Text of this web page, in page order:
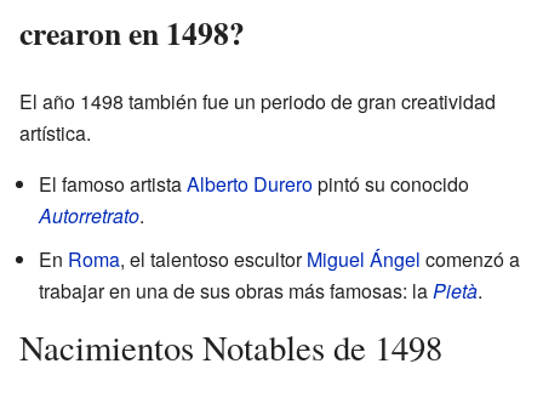
crearon en 1498?
El año 1498 también fue un periodo de gran creatividad
artística.
El famoso artistaAlberto Dureropintó su conocido
Autorretrato.
En Roma, el talentoso escultorMiguel Ángel comenzó a
trabajar en una de sus obras más famosas: laPietà.
Nacimientos Notables de 1498